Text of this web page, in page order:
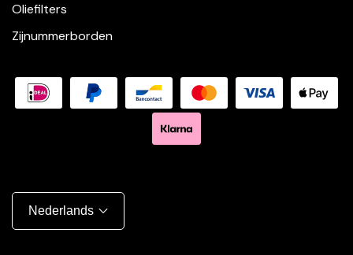
Oliefilters
Zijnummerborden
Nederlands